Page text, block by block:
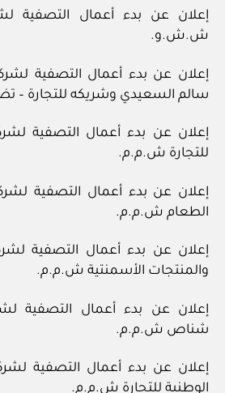
إعلان عن بدء أعمال التصفية
ش.ش.و.
إعلان عن بدء أعمال التصفية
سالم السعيدي وشريكه للتجارة –
إعلان عن بدء أعمال التصفية
للتجارة ش.م.م.
إعلان عن بدء أعمال التصفية
الطعام ش.م.م.
إعلان عن بدء أعمال التصفية
والمنتجات الأسمنتية ش.م.م.
إعلان عن بدء أعمال التصفية
شناص ش.م.م.
إعلان عن بدء أعمال التصفية
الوطنية للتجارة ش.م.م.